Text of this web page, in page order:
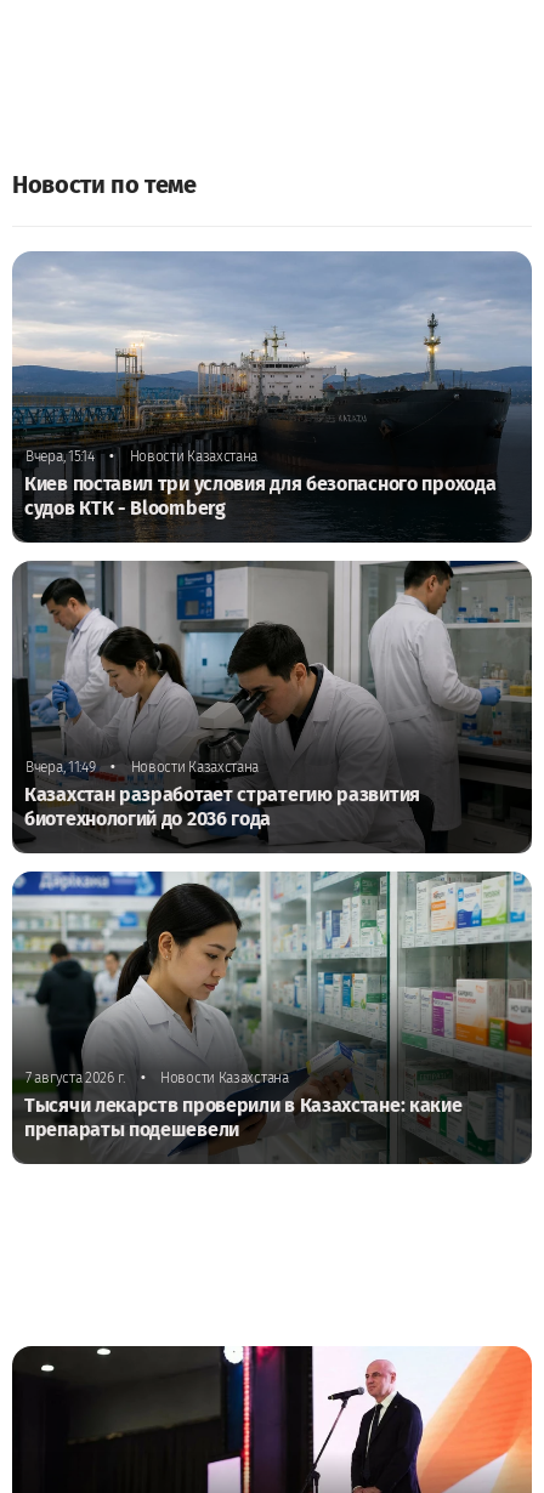
Новости по теме
Вчера, 15:14 • Новости Казахстана
Киев поставил три условия для безопасного прохода
судов КТК - Bloomberg
Вчера, 11:49 • Новости Казахстана
Казахстан разработает стратегию развития
биотехнологий до 2036 года
7 августа 2026 г. • Новости Казахстана
Тысячи лекарств проверили в Казахстане: какие
препараты подешевели